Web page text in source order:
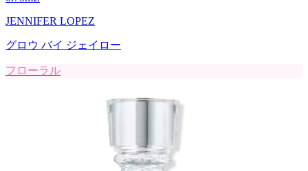
JENNIFER LOPEZ
グロウ バイ ジェイロー
フローラル